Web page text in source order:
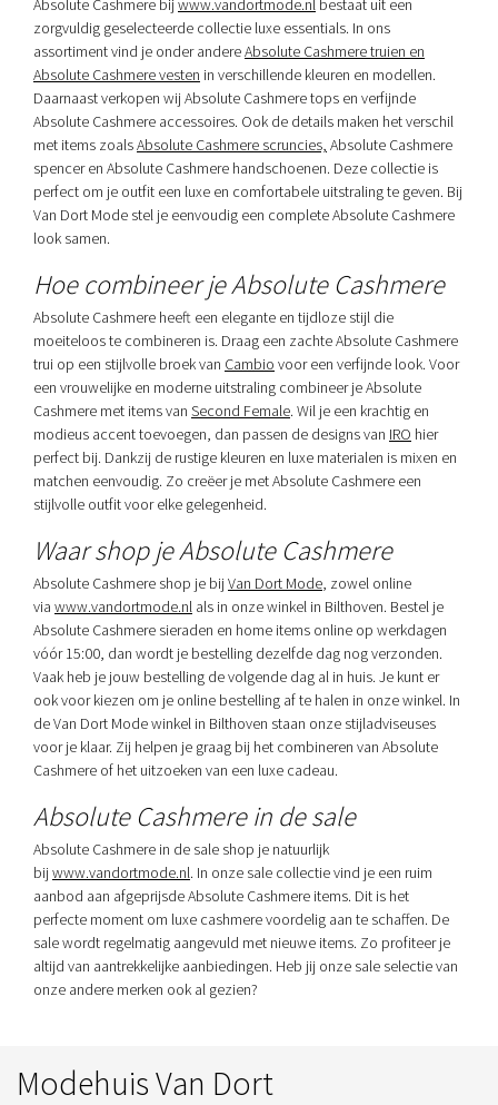
Absolute Cashmere bij www.vandortmode.nl bestaat uit een
zorgvuldig geselecteerde collectie luxe essentials. In ons
assortiment vind je onder andereAbsolute Cashmere truien en
Absolute Cashmere vesten in verschillende kleuren en modellen.
Daarnaast verkopen wij Absolute Cashmere tops en verfijnde
Absolute Cashmere accessoires. Ook de details maken het verschil
met items zoalsAbsolute Cashmere scruncies, Absolute Cashmere
spencer en Absolute Cashmere handschoenen. Deze collectie is
perfect om je outfit een luxe en comfortabele uitstraling te geven. Bij
Van Dort Mode stel je eenvoudig een complete Absolute Cashmere
look samen.
Hoe combineer je Absolute Cashmere
Absolute Cashmere heeft een elegante en tijdloze stijl die
moeiteloos te combineren is. Draag een zachte Absolute Cashmere
trui op een stijlvolle broek van Cambio voor een verfijnde look. Voor
een vrouwelijke en moderne uitstraling combineer je Absolute
Cashmere met items van Second Female. Wil je een krachtig en
modieus accent toevoegen, dan passen de designs van IRO hier
perfect bij. Dankzij de rustige kleuren en luxe materialen is mixen en
matchen eenvoudig. Zo creëer je met Absolute Cashmere een
stijlvolle outfit voor elke gelegenheid.
Waar shop je Absolute Cashmere
Absolute Cashmere shop je bij Van Dort Mode, zowel online
via www.vandortmode.nl als in onze winkel in Bilthoven. Bestel je
Absolute Cashmere sieraden en home items online op werkdagen
vóór 15:00, dan wordt je bestelling dezelfde dag nog verzonden.
Vaak heb je jouw bestelling de volgende dag al in huis. Je kunt er
ook voor kiezen om je online bestelling af te halen in onze winkel. In
de Van Dort Mode winkel in Bilthoven staan onze stijladviseuses
voor je klaar. Zij helpen je graag bij het combineren van Absolute
Cashmere of het uitzoeken van een luxe cadeau.
Absolute Cashmere in de sale
Absolute Cashmere in de sale shop je natuurlijk
bij www.vandortmode.nl. In onze sale collectie vind je een ruim
aanbod aan afgeprijsde Absolute Cashmere items. Dit is het
perfecte moment om luxe cashmere voordelig aan te schaffen. De
sale wordt regelmatig aangevuld met nieuwe items. Zo profiteer je
altijd van aantrekkelijke aanbiedingen. Heb jij onze sale selectie van
onze andere merken ook al gezien?
Modehuis Van Dort